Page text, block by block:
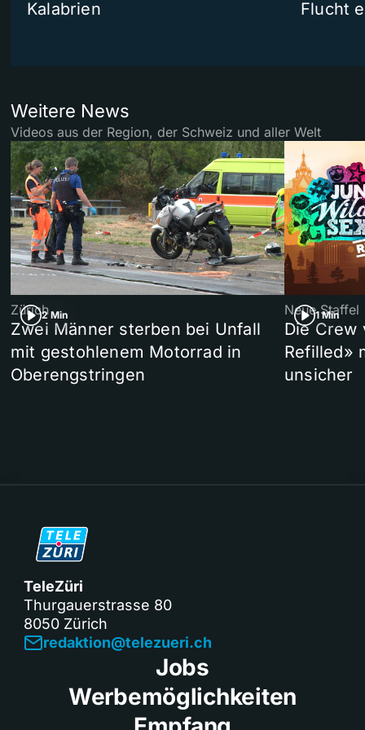
Kalabrien
Flucht
Weitere News
Videos aus der Region, der Schweiz und aller Welt
2 Min
Zürich
Zwei Männer sterben bei Unfall
mit gestohlenem Motorrad in
Oberengstringen
1 Min
Neue Staffel
Die Crew
Refilled»
unsicher
TeleZüri
Thurgauerstrasse 80
8050 Zürich
redaktion@telezueri.ch
Jobs
Werbemöglichkeiten